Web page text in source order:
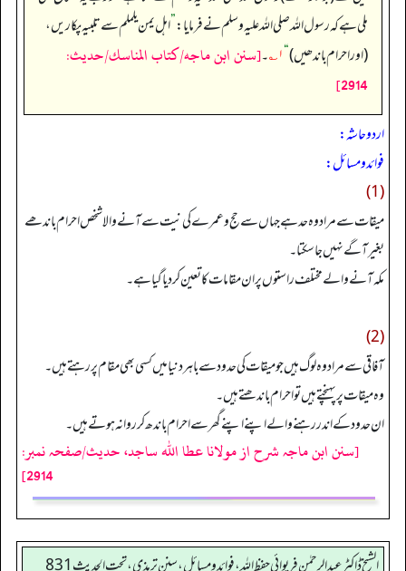
ملی ہے کہ رسول اللہ صلی اللہ علیہ وسلم نے فرمایا:”اہل یمن یلملم سے تلبیہ پکاریں،
(اور احرام باندھیں)“۱؎ ۔[سنن ابن ماجه/كتاب المناسك/حدیث:
2914]
اردو حاشہ:
فوائد و مسائل:
(1)
میقات سے مراد وہ حد ہے جہاں سے حج وعمرے کی نیت سے آنے والا شخص احرام باندھے
بغیر آگے نہیں جاسکتا۔
مکہ آنے والے مختلف راستوں پران مقامات کا تعین کردیا گیا ہے۔
(2)
آفاقی سے مراد وہ لوگ ہیں جو میقات کی حدود سے باہر دنیا میں کسی بھی مقام پر رہتے ہیں۔
وہ میقات پر پہنچتے ہیں تو احرام باندھتے ہیں۔
ان حدود کے اندر رہنے والے اپنے اپنے گھر سے احرام باندھ کر روانہ ہوتے ہیں۔
[سنن ابن ماجہ شرح از مولانا عطا الله ساجد، حدیث/صفحہ نمبر:
2914]